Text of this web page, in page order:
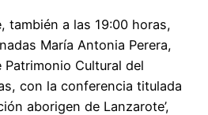
también a las 19:00 horas,
María Antonia Perera,
Cultural del
con la conferencia titulada
aborigen de Lanzarote’,